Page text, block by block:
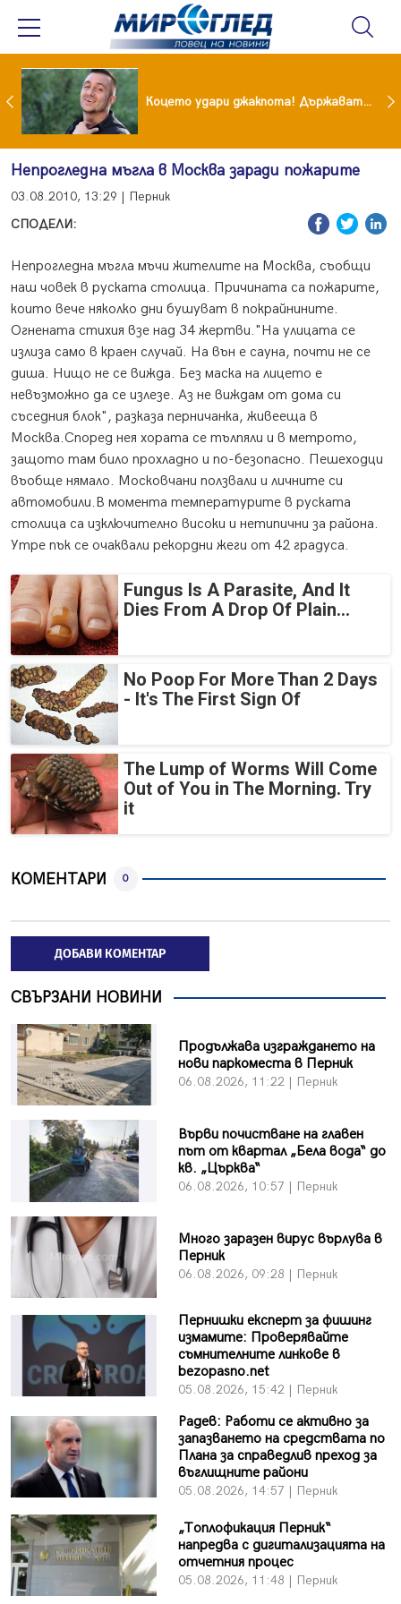
Тишина преди бурята! Защо Саня Армутлиева продължава да мълчи за раздялата с Дара? Коцето удари джакпота! Държавата му плаща 95 000 евро
Непрогледна мъгла в Москва заради пожарите
03.08.2010, 13:29 | Перник
СПОДЕЛИ:
Непрогледна мъгла мъчи жителите на Москва, съобщи
наш човек в руската столица. Причината са пожарите,
които вече няколко дни бушуват в покрайнините.
Огнената стихия взе над 34 жертви."На улицата се
излиза само в краен случай. На вън е сауна, почти не се
диша. Нищо не се вижда. Без маска на лицето е
невъзможно да се излезе. Аз не виждам от дома си
съседния блок", разказа перничанка, живееща в
Москва.Според нея хората се тълпяли и в метрото,
защото там било прохладно и по-безопасно. Пешеходци
въобще нямало. Московчани ползвали и личните си
автомобили.В момента температурите в руската
столица са изключително високи и нетипични за района.
Утре пък се очаквали рекордни жеги от 42 градуса.
Fungus Is A Parasite, And It
Dies From A Drop Of Plain...
No Poop For More Than 2 Days
- It's The First Sign Of
The Lump of Worms Will Come
Out of You in The Morning. Try
it
КОМЕНТАРИ 0
ДОБАВИ КОМЕНТАР
СВЪРЗАНИ НОВИНИ
Продължава изграждането на
нови паркоместа в Перник
06.08.2026, 11:22 | Перник
Върви почистване на главен
път от квартал „Бела вода“ до
кв. „Църква“
06.08.2026, 10:57 | Перник
Много заразен вирус върлува в
Перник
06.08.2026, 09:28 | Перник
Пернишки експерт за фишинг
измамите: Проверявайте
съмнителните линкове в
bezopasno.net
05.08.2026, 15:42 | Перник
Радев: Работи се активно за
запазването на средствата по
Плана за справедлив преход за
въглищните райони
05.08.2026, 14:57 | Перник
„Топлофикация Перник“
напредва с дигитализацията на
отчетния процес
05.08.2026, 11:48 | Перник